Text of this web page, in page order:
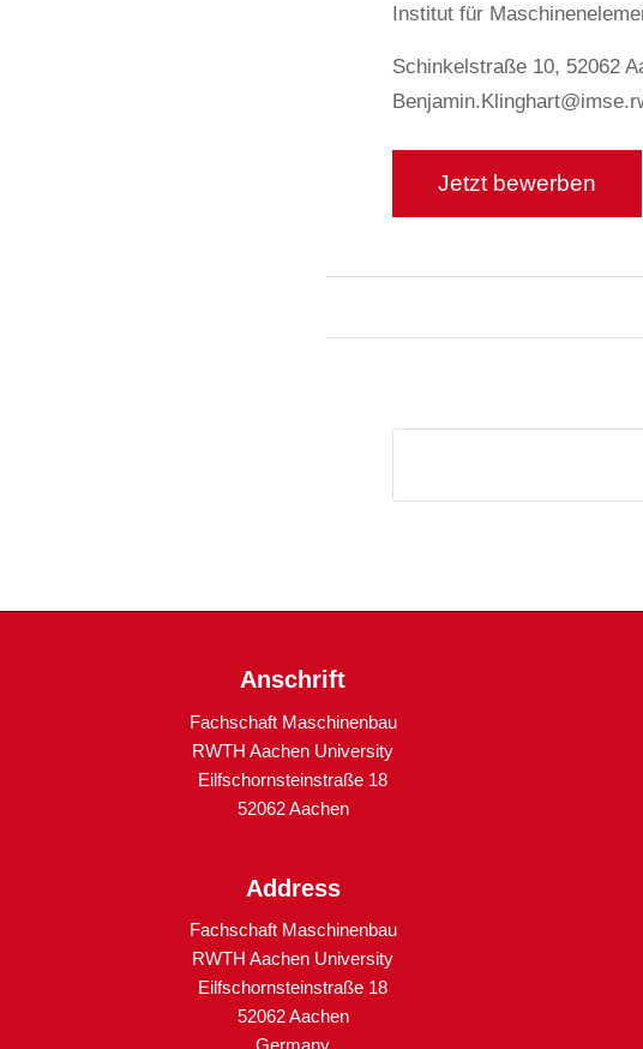
Institut für
Schinkelstraße 10, 52062
Anschrift
Fachschaft Maschinenbau
RWTH Aachen University
Eilfschornsteinstraße 18
52062 Aachen
Address
Fachschaft Maschinenbau
RWTH Aachen University
Eilfschornsteinstraße 18
52062 Aachen